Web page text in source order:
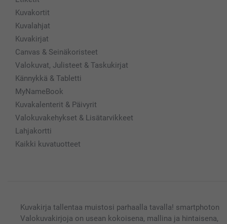
Kuvakortit
Kuvalahjat
Kuvakirjat
Canvas & Seinäkoristeet
Valokuvat, Julisteet & Taskukirjat
Kännykkä & Tabletti
MyNameBook
Kuvakalenterit & Päivyrit
Valokuvakehykset & Lisätarvikkeet
Lahjakortti
Kaikki kuvatuotteet
Kuvakirja tallentaa muistosi parhaalla tavalla! smartphoton
Valokuvakirjoja on usean kokoisena, mallina ja hintaisena,